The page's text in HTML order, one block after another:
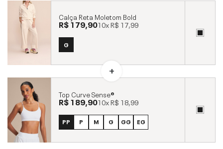
Calça Reta Moletom Bold
R$ 179,9010xR$ 17,99
G
Top Curve Sense®
R$ 189,9010xR$ 18,99
PP P M G GG EG